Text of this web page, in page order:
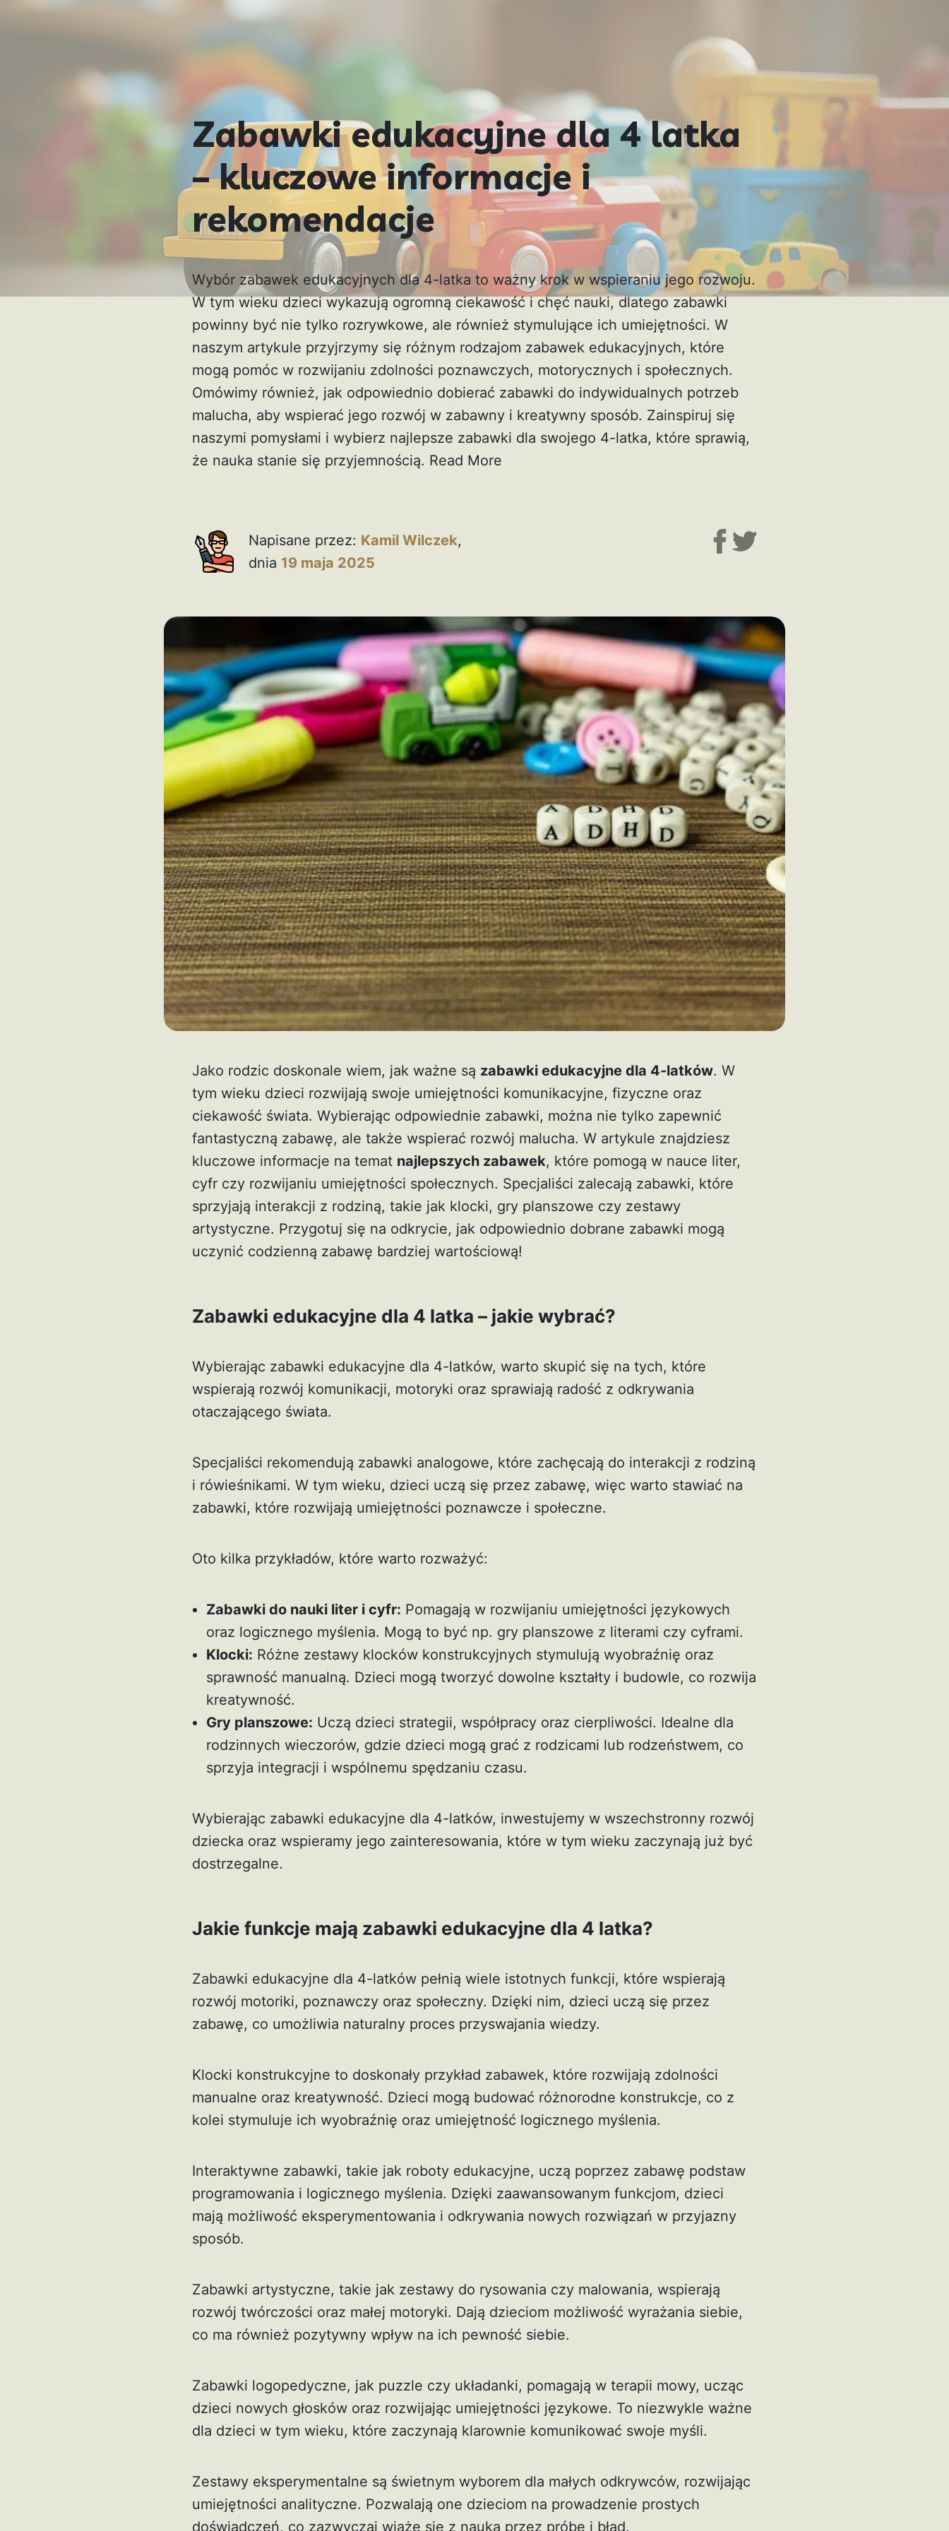
Zabawki edukacyjne dla 4 latka
– kluczowe informacje i
rekomendacje
Wybór zabawek edukacyjnych dla 4-latka to ważny krok w wspieraniu jego rozwoju.
W tym wieku dzieci wykazują ogromną ciekawość i chęć nauki, dlatego zabawki
powinny być nie tylko rozrywkowe, ale również stymulujące ich umiejętności. W
naszym artykule przyjrzymy się różnym rodzajom zabawek edukacyjnych, które
mogą pomóc w rozwijaniu zdolności poznawczych, motorycznych i społecznych.
Omówimy również, jak odpowiednio dobierać zabawki do indywidualnych potrzeb
malucha, aby wspierać jego rozwój w zabawny i kreatywny sposób. Zainspiruj się
naszymi pomysłami i wybierz najlepsze zabawki dla swojego 4-latka, które sprawią,
że nauka stanie się przyjemnością. Read More
Napisane przez: Kamil Wilczek,
dnia 19 maja 2025
Jako rodzic doskonale wiem, jak ważne są zabawki edukacyjne dla 4-latków. W
tym wieku dzieci rozwijają swoje umiejętności komunikacyjne, fizyczne oraz
ciekawość świata. Wybierając odpowiednie zabawki, można nie tylko zapewnić
fantastyczną zabawę, ale także wspierać rozwój malucha. W artykule znajdziesz
kluczowe informacje na temat najlepszych zabawek, które pomogą w nauce liter,
cyfr czy rozwijaniu umiejętności społecznych. Specjaliści zalecają zabawki, które
sprzyjają interakcji z rodziną, takie jak klocki, gry planszowe czy zestawy
artystyczne. Przygotuj się na odkrycie, jak odpowiednio dobrane zabawki mogą
uczynić codzienną zabawę bardziej wartościową!
Zabawki edukacyjne dla 4 latka – jakie wybrać?
Wybierając zabawki edukacyjne dla 4-latków, warto skupić się na tych, które
wspierają rozwój komunikacji, motoryki oraz sprawiają radość z odkrywania
otaczającego świata.
Specjaliści rekomendują zabawki analogowe, które zachęcają do interakcji z rodziną
i rówieśnikami. W tym wieku, dzieci uczą się przez zabawę, więc warto stawiać na
zabawki, które rozwijają umiejętności poznawcze i społeczne.
Oto kilka przykładów, które warto rozważyć:
Zabawki do nauki liter i cyfr: Pomagają w rozwijaniu umiejętności językowych
oraz logicznego myślenia. Mogą to być np. gry planszowe z literami czy cyframi.
Klocki: Różne zestawy klocków konstrukcyjnych stymulują wyobraźnię oraz
sprawność manualną. Dzieci mogą tworzyć dowolne kształty i budowle, co rozwija
kreatywność.
Gry planszowe: Uczą dzieci strategii, współpracy oraz cierpliwości. Idealne dla
rodzinnych wieczorów, gdzie dzieci mogą grać z rodzicami lub rodzeństwem, co
sprzyja integracji i wspólnemu spędzaniu czasu.
Wybierając zabawki edukacyjne dla 4-latków, inwestujemy w wszechstronny rozwój
dziecka oraz wspieramy jego zainteresowania, które w tym wieku zaczynają już być
dostrzegalne.
Jakie funkcje mają zabawki edukacyjne dla 4 latka?
Zabawki edukacyjne dla 4-latków pełnią wiele istotnych funkcji, które wspierają
rozwój motoriki, poznawczy oraz społeczny. Dzięki nim, dzieci uczą się przez
zabawę, co umożliwia naturalny proces przyswajania wiedzy.
Klocki konstrukcyjne to doskonały przykład zabawek, które rozwijają zdolności
manualne oraz kreatywność. Dzieci mogą budować różnorodne konstrukcje, co z
kolei stymuluje ich wyobraźnię oraz umiejętność logicznego myślenia.
Interaktywne zabawki, takie jak roboty edukacyjne, uczą poprzez zabawę podstaw
programowania i logicznego myślenia. Dzięki zaawansowanym funkcjom, dzieci
mają możliwość eksperymentowania i odkrywania nowych rozwiązań w przyjazny
sposób.
Zabawki artystyczne, takie jak zestawy do rysowania czy malowania, wspierają
rozwój twórczości oraz małej motoryki. Dają dzieciom możliwość wyrażania siebie,
co ma również pozytywny wpływ na ich pewność siebie.
Zabawki logopedyczne, jak puzzle czy układanki, pomagają w terapii mowy, ucząc
dzieci nowych głosków oraz rozwijając umiejętności językowe. To niezwykle ważne
dla dzieci w tym wieku, które zaczynają klarownie komunikować swoje myśli.
Zestawy eksperymentalne są świetnym wyborem dla małych odkrywców, rozwijając
umiejętności analityczne. Pozwalają one dzieciom na prowadzenie prostych
doświadczeń, co zazwyczaj wiąże się z nauką przez próbę i błąd.